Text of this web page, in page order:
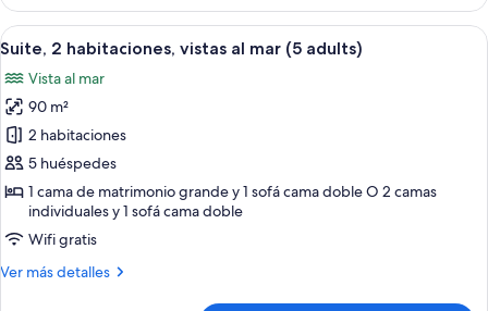
+
2
children)
2
habitaciones,
vistas
mar
(4
adults
+
2
children)
Abrir
todas
las
fotos
de
Suite,
2
habitaciones,
vistas
al
Una habitación de hotel con cama,
7
Suite, 2 habitaciones, vistas al mar (5 adults)
Vista al mar
90 m²
2 habitaciones
5 huéspedes
1 cama de matrimonio grande y 1 sofá cama doble O 2 camas
individuales y 1 sofá cama doble
Wifi gratis
Ver más detalles
Más